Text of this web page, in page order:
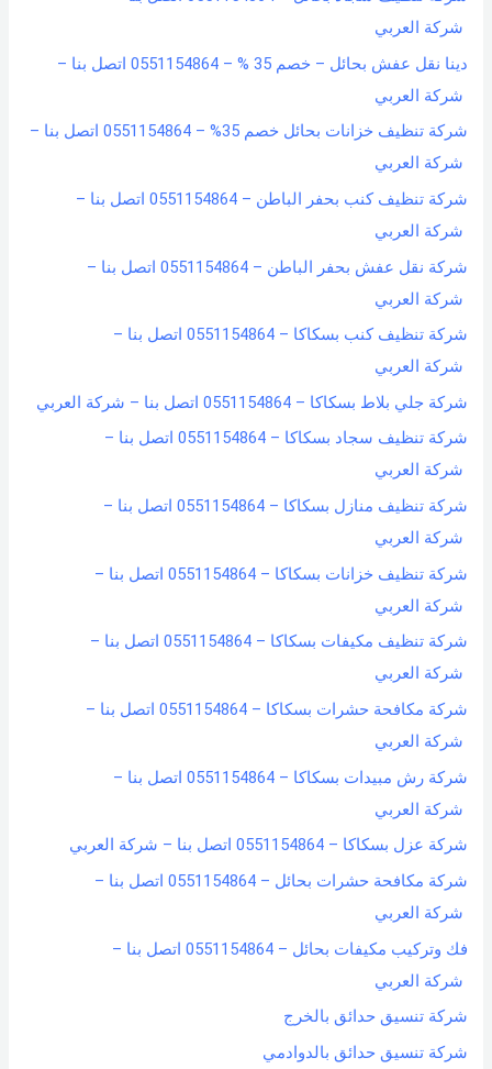
شركة العربي
دينا نقل عفش بحائل – خصم 35 % – 0551154864 اتصل بنا –
شركة العربي
شركة تنظيف خزانات بحائل خصم 35% – 0551154864 اتصل بنا –
شركة العربي
شركة تنظيف كنب بحفر الباطن – 0551154864 اتصل بنا –
شركة العربي
شركة نقل عفش بحفر الباطن – 0551154864 اتصل بنا –
شركة العربي
شركة تنظيف كنب بسكاكا – 0551154864 اتصل بنا –
شركة العربي
شركة جلي بلاط بسكاكا – 0551154864 اتصل بنا – شركة العربي
شركة تنظيف سجاد بسكاكا – 0551154864 اتصل بنا –
شركة العربي
شركة تنظيف منازل بسكاكا – 0551154864 اتصل بنا –
شركة العربي
شركة تنظيف خزانات بسكاكا – 0551154864 اتصل بنا –
شركة العربي
شركة تنظيف مكيفات بسكاكا – 0551154864 اتصل بنا –
شركة العربي
شركة مكافحة حشرات بسكاكا – 0551154864 اتصل بنا –
شركة العربي
شركة رش مبيدات بسكاكا – 0551154864 اتصل بنا –
شركة العربي
شركة عزل بسكاكا – 0551154864 اتصل بنا – شركة العربي
شركة مكافحة حشرات بحائل – 0551154864 اتصل بنا –
شركة العربي
فك وتركيب مكيفات بحائل – 0551154864 اتصل بنا –
شركة العربي
شركة تنسيق حدائق بالخرج
شركة تنسيق حدائق بالدوادمي